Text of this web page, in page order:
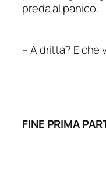
preda al panico.
–Adritta? E che
FINE PRIMA